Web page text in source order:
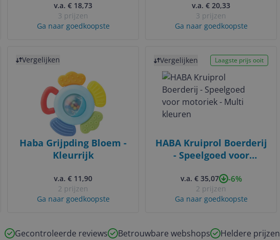
v.a. € 18,73
3 prijzen
Ga naar goedkoopste
v.a. € 20,33
3 prijzen
Ga naar goedkoopste
Vergelijken
Haba Grijpding Bloem -
Kleurrijk
v.a. € 11,90
2 prijzen
Ga naar goedkoopste
Vergelijken Laagste prijs ooit
HABA Kruiprol Boerderij
- Speelgoed voor
kleuren
v.a. € 35,07 -6%
2 prijzen
Ga naar goedkoopste
Gecontroleerde reviews Betrouwbare webshops Heldere prijzen